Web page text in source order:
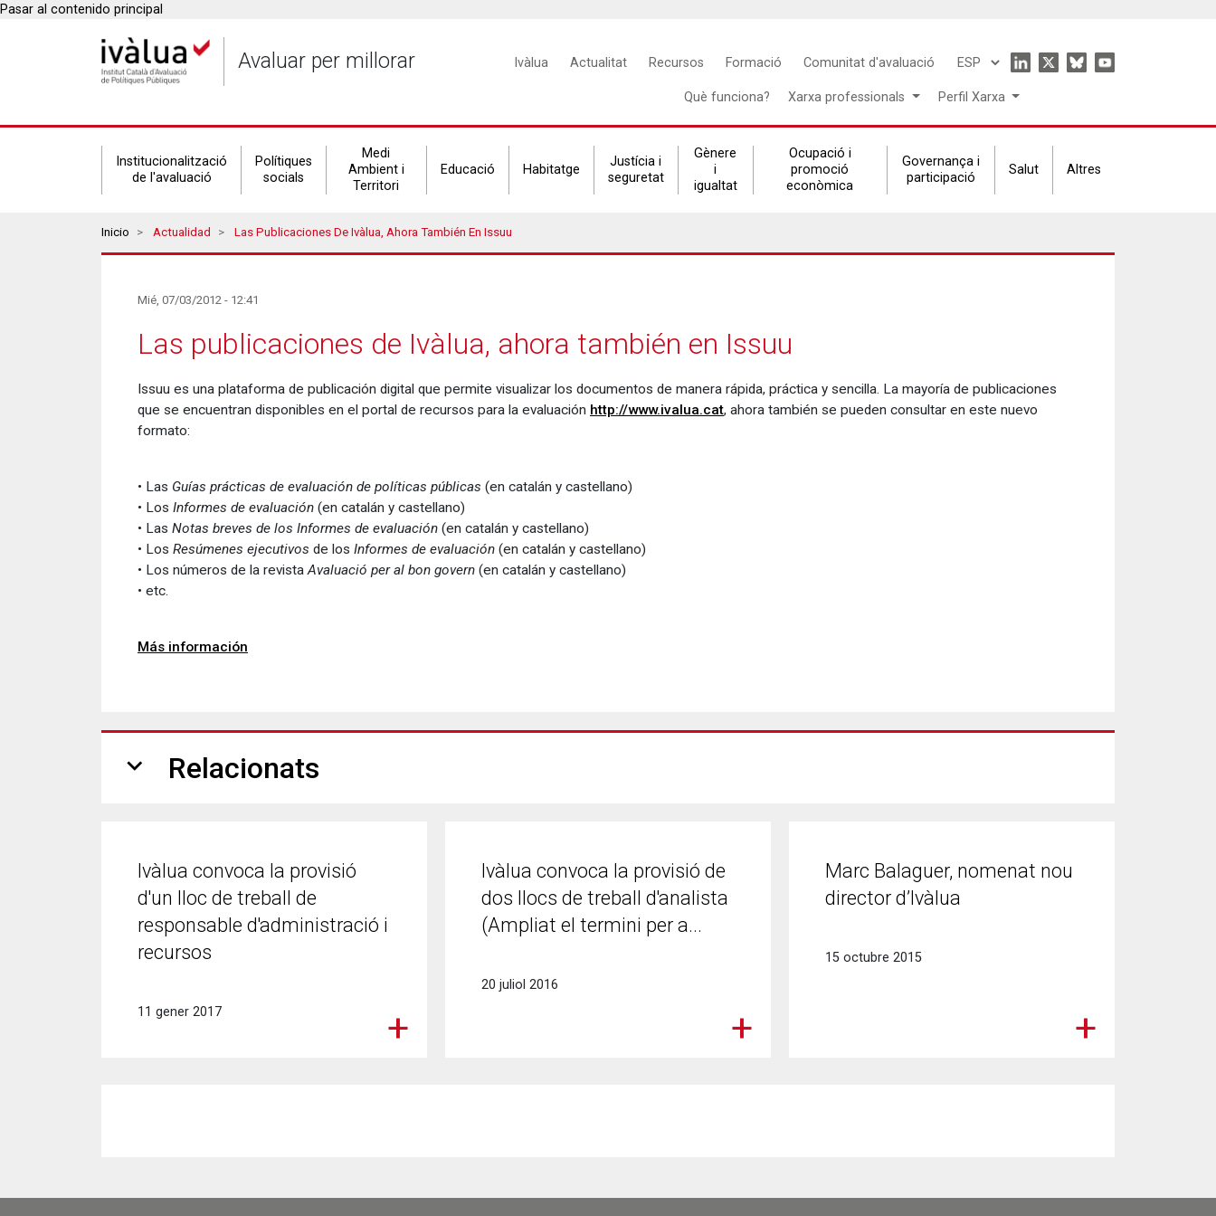
Pasar al contenido principal
Avaluar per millorar
Main
Ivàlua Actualitat Recursos Formació Comunitat d'avaluació
Select
language
Icon
menu
Què funciona? Xarxa professionals Perfil Xarxa
Secondary
navigation
Institucionalització
de l'avaluació
Polítiques
socials
Medi
Ambient i
Territori
Educació Habitatge
Justícia i
seguretat
Gènere
i
igualtat
Ocupació i
promoció
econòmica
Governança i
participació
Salut Altres
Breadcrumbs
Inicio Actualidad Las Publicaciones De Ivàlua, Ahora También En Issuu
Mié, 07/03/2012 - 12:41
Las publicaciones de Ivàlua, ahora también en Issuu
Issuu es una plataforma de publicación digital que permite visualizar los documentos de manera rápida, práctica y sencilla. La mayoría de publicaciones
que se encuentran disponibles en el portal de recursos para la evaluación http://www.ivalua.cat, ahora también se pueden consultar en este nuevo
formato:
• Las Guías prácticas de evaluación de políticas públicas (en catalán y castellano)
• Los Informes de evaluación (en catalán y castellano)
• Las Notas breves de los Informes de evaluación (en catalán y castellano)
• Los Resúmenes ejecutivos de los Informes de evaluación (en catalán y castellano)
• Los números de la revistaAvaluació per al bon govern (en catalán y castellano)
• etc.
Más información
expand_more Relacionats
Ivàlua convoca la provisió
d'un lloc de treball de
responsable d'administració i
recursos
11 gener 2017
Ivàlua convoca la provisió de
dos llocs de treball d'analista
(Ampliat el termini per a...
20 juliol 2016
Marc Balaguer, nomenat nou
director d’Ivàlua
15 octubre 2015